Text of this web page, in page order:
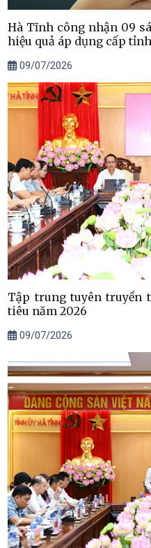
Hà Tĩnh công nhận 09
hiệu quả áp dụng cấp tỉnh
09/07/2026
Tập trung tuyên truyền
tiêu năm 2026
09/07/2026